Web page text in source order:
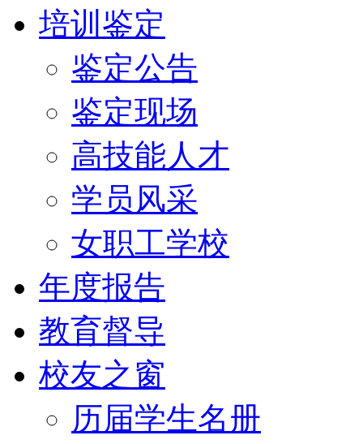
培训鉴定
鉴定公告
鉴定现场
高技能人才
学员风采
女职工学校
年度报告
教育督导
校友之窗
历届学生名册